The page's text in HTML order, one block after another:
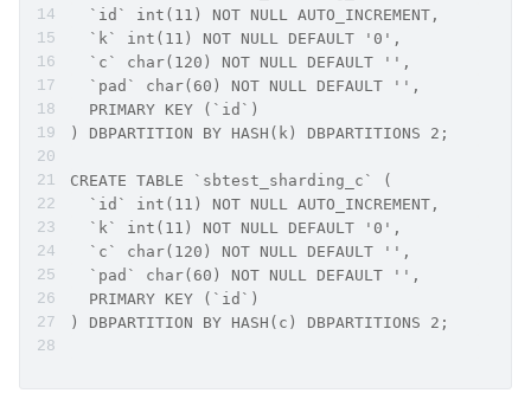
  `id` int(11) NOT NULL AUTO_INCREMENT,
  `k` int(11) NOT NULL DEFAULT '0',
  `c` char(120) NOT NULL DEFAULT '',
  `pad` char(60) NOT NULL DEFAULT '',
  PRIMARY KEY (`id`)
) DBPARTITION BY HASH(k) DBPARTITIONS 2;
CREATE TABLE `sbtest_sharding_c` (
  `id` int(11) NOT NULL AUTO_INCREMENT,
  `k` int(11) NOT NULL DEFAULT '0',
  `c` char(120) NOT NULL DEFAULT '',
  `pad` char(60) NOT NULL DEFAULT '',
  PRIMARY KEY (`id`)
) DBPARTITION BY HASH(c) DBPARTITIONS 2;